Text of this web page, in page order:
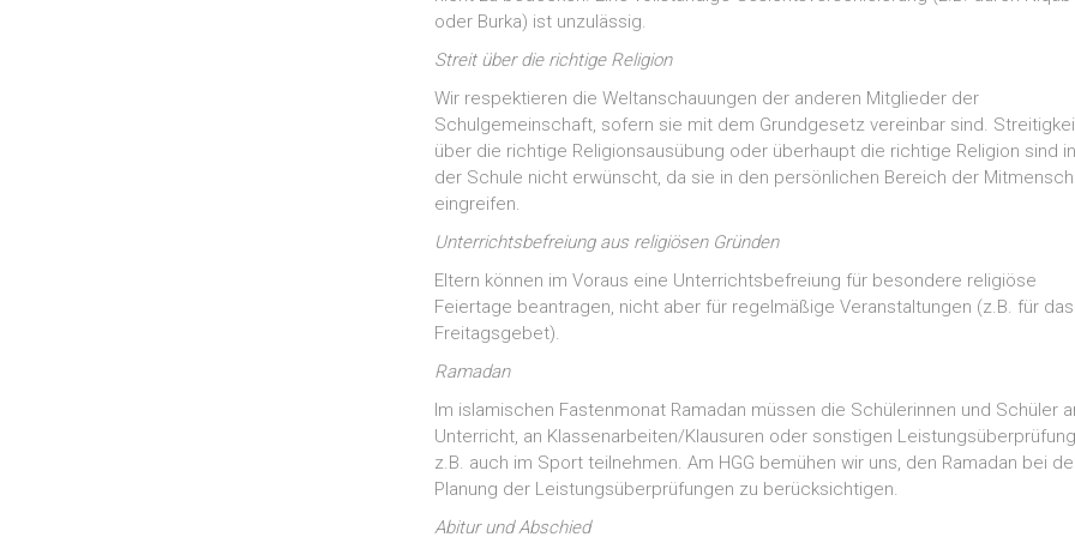
oder Burka) ist unzulässig.
Streit über die richtige Religion
Wir respektieren die Weltanschauungen der anderen Mitglieder der
Schulgemeinschaft, sofern sie mit dem Grundgesetz vereinbar sind.
über die richtige Religions­ausübung oder überhaupt die richtige Religion sind in
der Schule nicht erwünscht, da sie in den persönlichen Bereich der
eingreifen.
Unterrichtsbefreiung aus religiösen Gründen
Eltern können im Voraus eine Unterrichtsbefreiung für besondere religiöse
Feiertage beantragen, nicht aber für regelmäßige Veranstaltungen (z.B. für das
Freitagsgebet).
Ramadan
Im islamischen Fastenmonat Ramadan müssen die Schülerinnen und Schüler
Unterricht, an Klassenarbeiten/Klausuren oder sonstigen
z.B. auch im Sport teilnehmen. Am HGG bemühen wir uns, den Ramadan bei
Planung der Leistungs­überprüfungen zu berücksichtigen.
Abitur und Abschied